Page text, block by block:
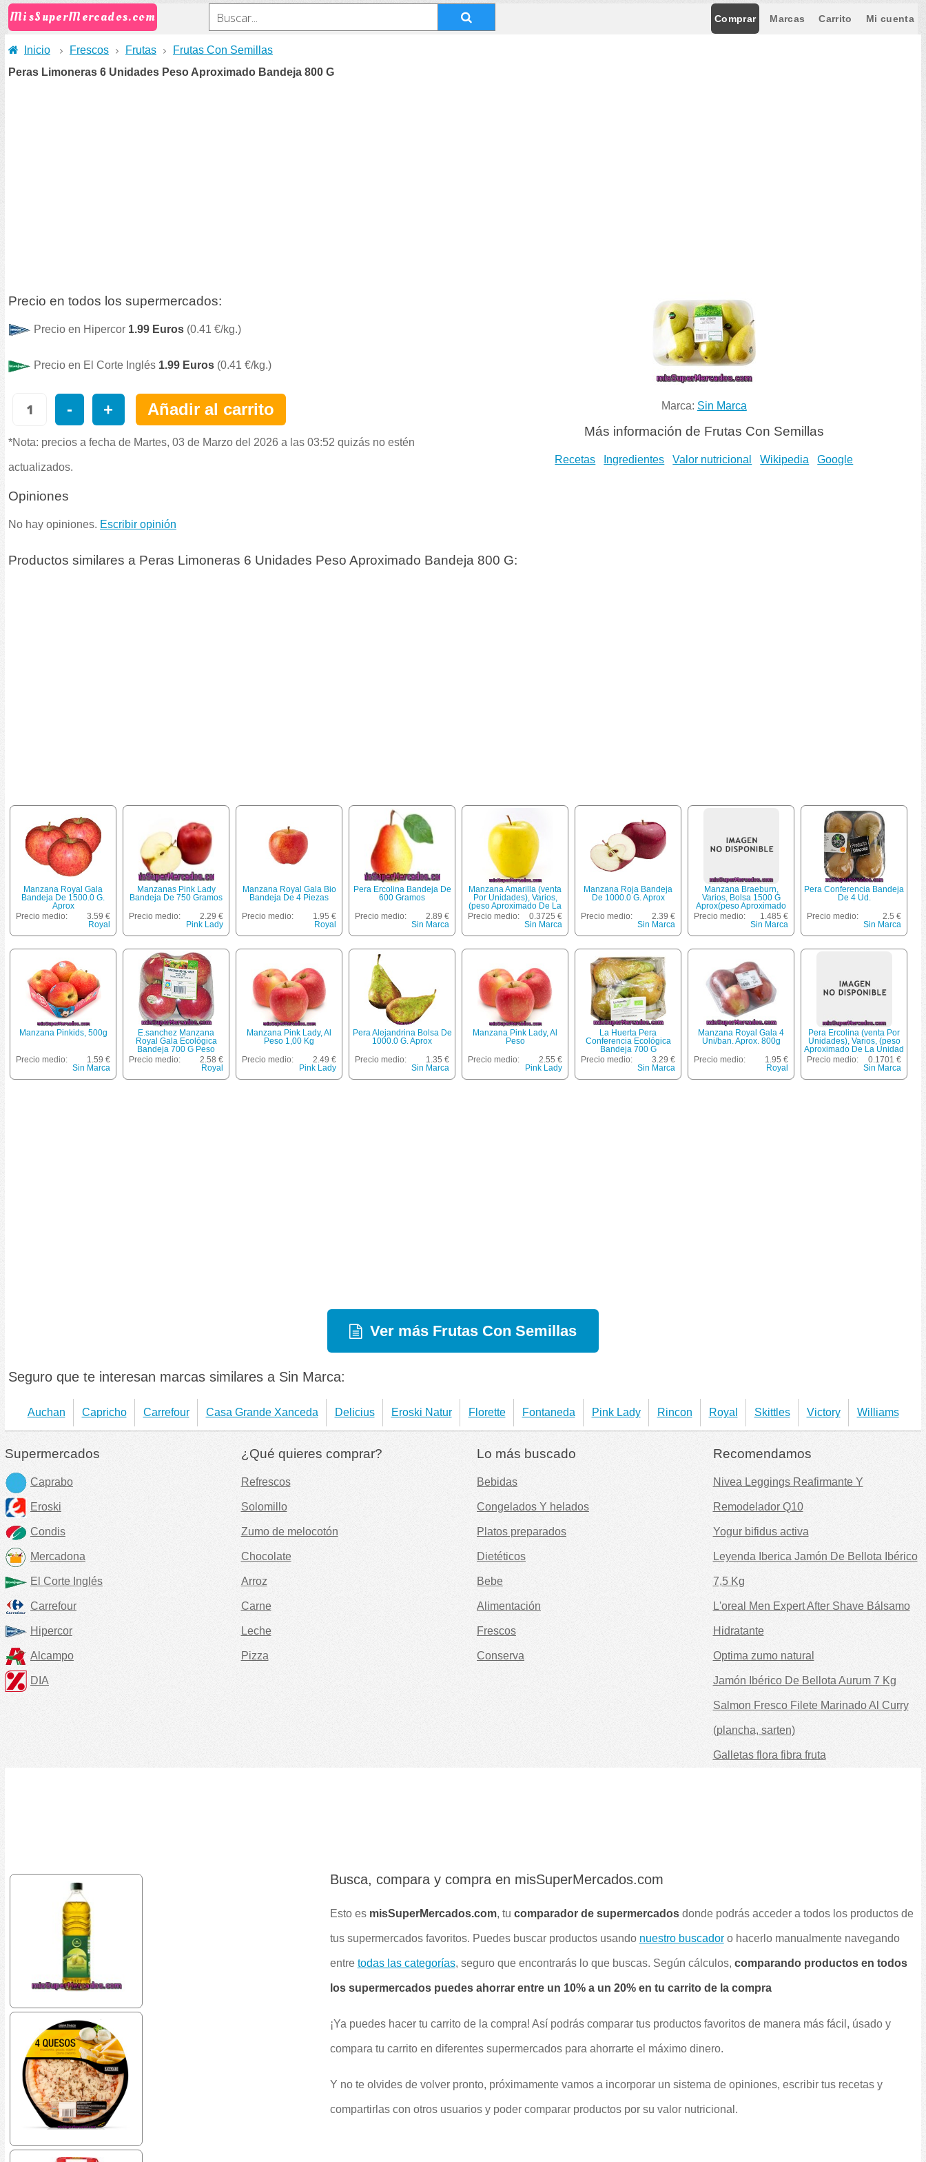
MisSuperMercados.com Comprar Marcas Carrito Mi cuenta
Inicio Frescos Frutas
Frutas Con Semillas
Peras Limoneras 6 Unidades Peso Aproximado Bandeja 800 G
Marca: Sin Marca
Más información de Frutas Con Semillas
Recetas Ingredientes Valor nutricional Wikipedia Google
Precio en todos los supermercados:
Precio en Hipercor 1.99 Euros (0.41 €/kg.)
Precio en El Corte Inglés 1.99 Euros (0.41 €/kg.)
- + Añadir al carrito
*Nota: precios a fecha de Martes, 03 de Marzo del 2026 a las 03:52 quizás no estén
actualizados.
Opiniones
No hay opiniones. Escribir opinión
Productos similares a Peras Limoneras 6 Unidades Peso Aproximado Bandeja 800 G:
Manzana Royal Gala
Bandeja De 1500.0 G.
Aprox
Precio medio:
3.59 €
Royal
Manzanas Pink Lady
Bandeja De 750 Gramos
Precio medio:
2.29 €
Pink Lady
Manzana Royal Gala Bio
Bandeja De 4 Piezas
Precio medio:
1.95 €
Royal
Pera Ercolina Bandeja De
600 Gramos
Precio medio:
2.89 €
Sin Marca
Manzana Amarilla (venta
Por Unidades), Varios,
(peso Aproximado De La
Unidad 250 Gr)
Precio medio:
0.3725 €
Sin Marca
Manzana Roja Bandeja
De 1000.0 G. Aprox
Precio medio:
2.39 €
Sin Marca
Manzana Braeburn,
Varios, Bolsa 1500 G
Aprox(peso Aproximado
De La Unidad 1500 Gr)
Precio medio:
1.485 €
Sin Marca
Pera Conferencia Bandeja
De 4 Ud.
Precio medio:
2.5 €
Sin Marca
Manzana Pinkids, 500g
Precio medio:
1.59 €
Sin Marca
E.sanchez Manzana
Royal Gala Ecológica
Bandeja 700 G Peso
Aproximado
Precio medio:
2.58 €
Royal
Manzana Pink Lady, Al
Peso 1,00 Kg
Precio medio:
2.49 €
Pink Lady
Pera Alejandrina Bolsa De
1000.0 G. Aprox
Precio medio:
1.35 €
Sin Marca
Manzana Pink Lady, Al
Peso
Precio medio:
2.55 €
Pink Lady
La Huerta Pera
Conferencia Ecológica
Bandeja 700 G
Precio medio:
3.29 €
Sin Marca
Manzana Royal Gala 4
Uni/ban. Aprox. 800g
Precio medio:
1.95 €
Royal
Pera Ercolina (venta Por
Unidades), Varios, (peso
Aproximado De La Unidad
90 Gr)
Precio medio:
0.1701 €
Sin Marca
Ver más Frutas Con Semillas
Seguro que te interesan marcas similares a Sin Marca:
Auchan Capricho Carrefour Casa Grande Xanceda Delicius Eroski Natur Florette Fontaneda Pink Lady Rincon Royal Skittles Victory Williams
Supermercados
Caprabo
Eroski
Condis
Mercadona
El Corte Inglés
Carrefour
Hipercor
Alcampo
DIA
¿Qué quieres comprar?
Refrescos
Solomillo
Zumo de melocotón
Chocolate
Arroz
Carne
Leche
Pizza
Lo más buscado
Bebidas
Congelados Y helados
Platos preparados
Dietéticos
Bebe
Alimentación
Frescos
Conserva
Recomendamos
Nivea Leggings Reafirmante Y
Remodelador Q10
Yogur bifidus activa
Leyenda Iberica Jamón De Bellota Ibérico
7,5 Kg
L'oreal Men Expert After Shave Bálsamo
Hidratante
Optima zumo natural
Jamón Ibérico De Bellota Aurum 7 Kg
Salmon Fresco Filete Marinado Al Curry
(plancha, sarten)
Galletas flora fibra fruta
Busca, compara y compra en misSuperMercados.com
Esto es misSuperMercados.com, tu comparador de supermercadosdonde podrás acceder a todos los productos de
tus supermercados favoritos. Puedes buscar productos usando nuestro buscadoro hacerlo manualmente navegando
entre todas las categorías, seguro que encontrarás lo que buscas. Según cálculos, comparando productos en todos
los supermercados puedes ahorrar entre un 10% a un 20% en tu carrito de la compra
¡Ya puedes hacer tu carrito de la compra! Así podrás comparar tus productos favoritos de manera más fácil, úsado y
compara tu carrito en diferentes supermercados para ahorrarte el máximo dinero.
Y no te olvides de volver pronto, próximamente vamos a incorporar un sistema de opiniones, escribir tus recetas y
compartirlas con otros usuarios y poder comparar productos por su valor nutricional.